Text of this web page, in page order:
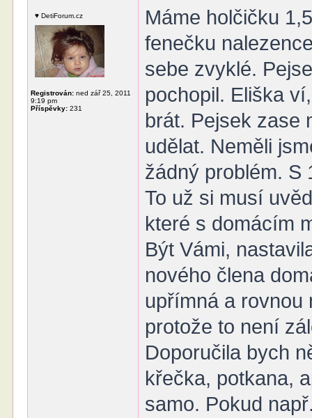
♥ DetiForum.cz
Registrován: ned zář 25, 2011
9:19 pm
Příspěvky: 231
Máme holčičku
fenečku
sebe zvyklé.
pochopil. Eliška
brát. Pejsek zase
udělat. Neměli
žádný problém. S
To už si musí
které s domácím
Být Vámi,
nového člena
upřímná a rovnou
protože to není
Doporučila bych
křečka, potkana,
samo. Pokud